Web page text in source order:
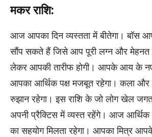
मकर राशि:
आज आपका दिन व्यस्तता में बीतेगा। बॉस
सौंप सकते हैं जिसे आप पूरी लग्न और
लेकर आपकी तारीफ होगी। आपके आय के
आपका आर्थिक पक्ष मजबूत रहेगा। कला और
रुझान रहेगा। इस राशि के जो लोग खेल
अपनी प्रैक्टिस में व्यस्त रहेंगे। आज आर्थिक
का सहयोग मिलता रहेगा। आपका मित्र